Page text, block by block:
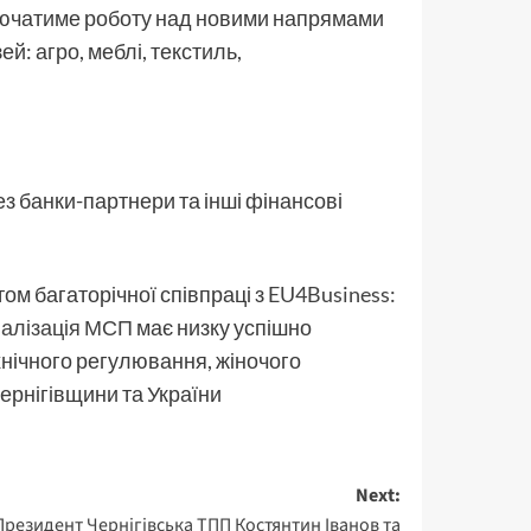
роботу над новими напрямами
агро, меблі, текстиль,
банки-партнери та інші фінансові
багаторічної співпраці зEU4Business:
МСП має низку успішно
регулювання, жіночого
та України
Next:
Чернігівська ТПП Костянтин Іванов та